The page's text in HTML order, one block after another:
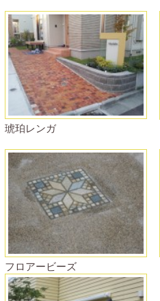
琥珀レンガ
フロアービーズ